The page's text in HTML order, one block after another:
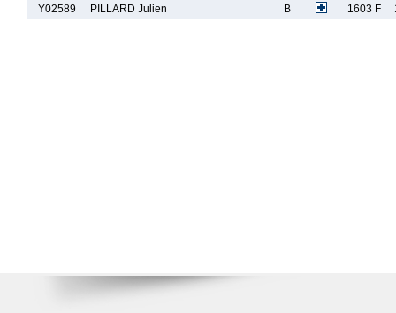
Y02589
PILLARD Julien B 1603 F